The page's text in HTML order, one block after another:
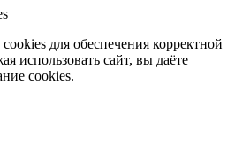
для обеспечения корректной
использовать сайт, вы даёте
cookies.